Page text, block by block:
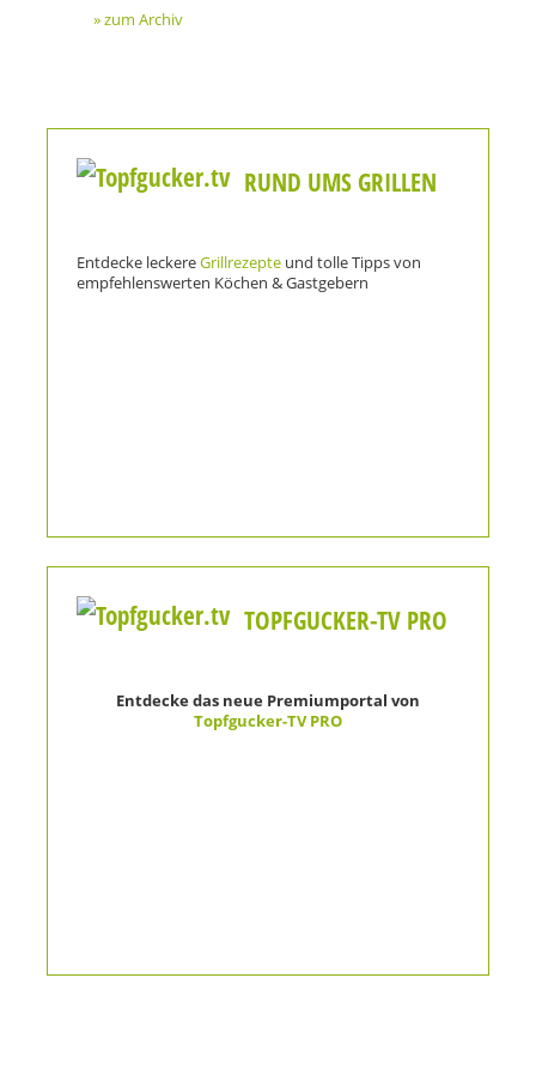
» zum Archiv
RUND UMS GRILLEN
Entdecke leckereGrillrezepte und tolle Tipps von
empfehlenswerten Köchen & Gastgebern
TOPFGUCKER-TV PRO
Entdecke das neue Premiumportal von
Topfgucker-TV PRO